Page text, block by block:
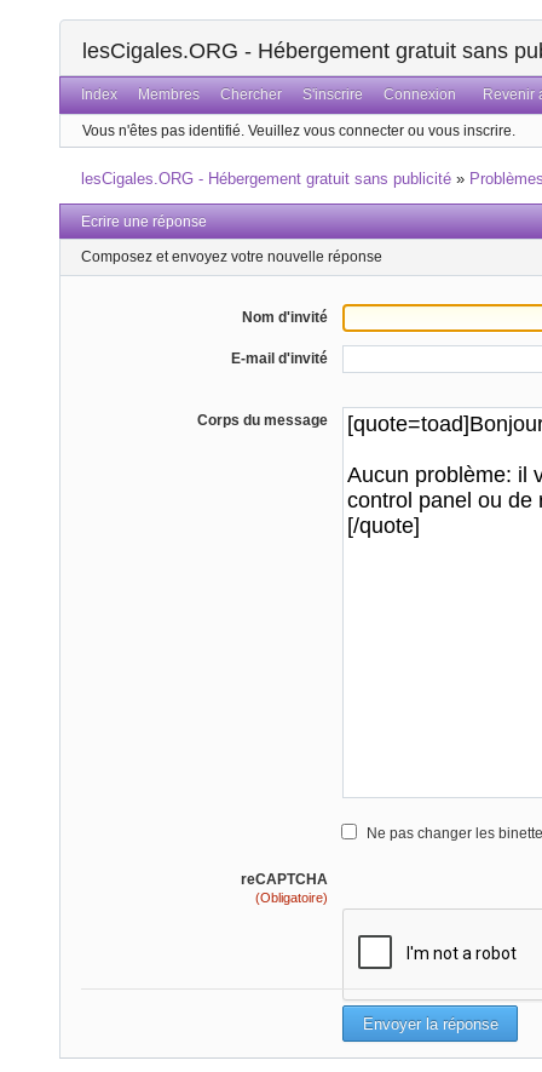
lesCigales.ORG - Hébergement gratuit sans
Index Membres Chercher S'inscrire Connexion Revenir
Vous n'êtes pas identifié. Veuillez vous connecter ou vous inscrire.
lesCigales.ORG - Hébergement gratuit sans publicité »
Ecrire une réponse
Composez et envoyez votre nouvelle réponse
Nom d'invité
E-mail d'invité
Corps du message
Ne pas changer les
reCAPTCHA
(Obligatoire)